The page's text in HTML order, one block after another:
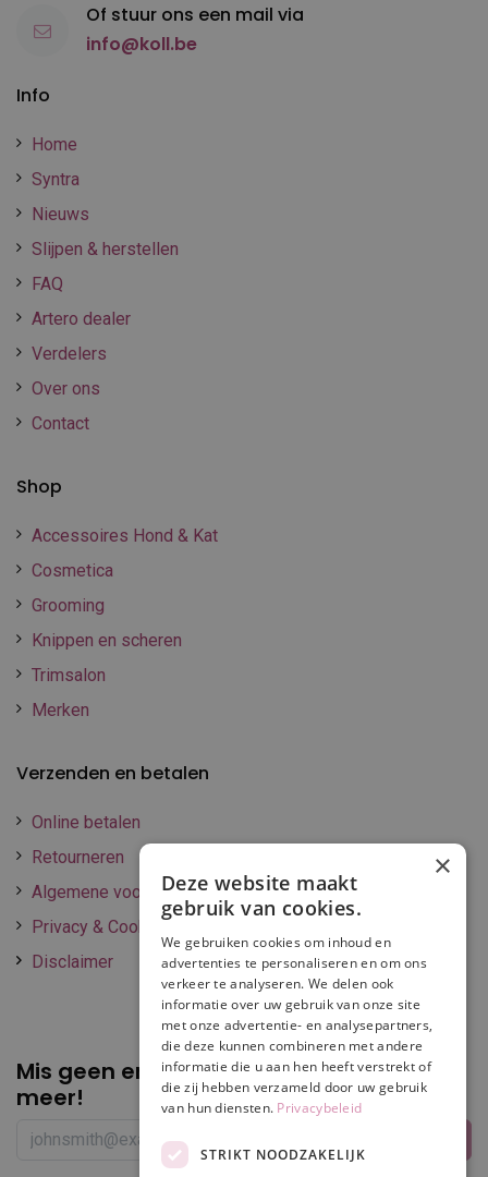
Info
Home
Syntra
Nieuws
Slijpen & herstellen
FAQ
Artero dealer
Verdelers
Over ons
Contact
Shop
Accessoires Hond & Kat
Cosmetica
Grooming
Knippen en scheren
Trimsalon
Merken
Verzenden en betalen
Online betalen
Retourneren
Algemene voorwaarden
Privacy & Cookie policy
Disclaimer
Mis geen enkelepromotie of korting
meer!
Of stuur ons een mail via
info@koll.be
×
Deze website maakt
gebruik van cookies.
We gebruiken cookies om inhoud en
advertenties te personaliseren en om ons
verkeer te analyseren. We delen ook
informatie over uw gebruik van onze site
met onze advertentie- en analysepartners,
die deze kunnen combineren met andere
informatie die u aan hen heeft verstrekt of
die zij hebben verzameld door uw gebruik
van hun diensten. Privacybeleid
STRIKT NOODZAKELIJK